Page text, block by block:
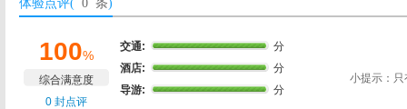
体验点评( 0 条)
100%
综合满意度
0 封点评
交通:
分
酒店:
分
导游:
分
小提示：